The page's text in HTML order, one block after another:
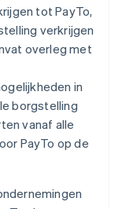
tot PayTo,
verkrijgen
overleg met
in
borgstelling
vanaf alle
PayTo op de